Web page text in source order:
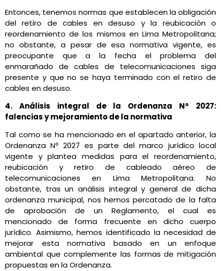
Entonces, tenemos normas que establecen la obligación
del retiro de cables en desuso y la reubicación o
reordenamiento de los mismos en Lima Metropolitana;
no obstante, a pesar de esa normativa vigente, es
preocupante que a la fecha el problema del
enmarañado de cables de telecomunicaciones siga
presente y que no se haya terminado con el retiro de
cables en desuso.
4. Análisis integral de la Ordenanza Nº 2027:
falencias y mejoramiento de la normativa
Tal como se ha mencionado en el apartado anterior, la
Ordenanza Nº 2027 es parte del marco jurídico local
vigente y plantea medidas para el reordenamiento,
reubicación y retiro de cableado aéreo de
telecomunicaciones en Lima Metropolitana. No
obstante, tras un análisis integral y general de dicha
ordenanza municipal, nos hemos percatado de la falta
de aprobación de un Reglamento, el cual es
mencionado de forma frecuente en dicho cuerpo
jurídico. Asimismo, hemos identificado la necesidad de
mejorar esta normativa basado en un enfoque
ambiental que complemente las formas de mitigación
propuestas en la Ordenanza.